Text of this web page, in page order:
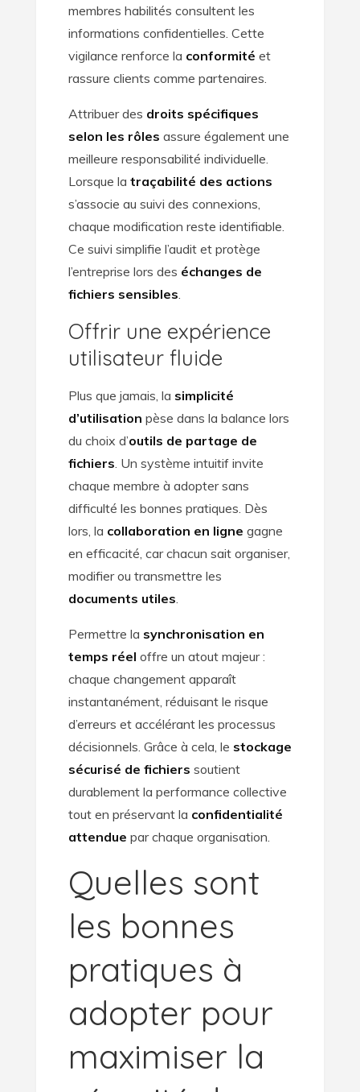
membres habilités consultent les
informations confidentielles. Cette
vigilance renforce la conformité et
rassure clients comme partenaires.
Attribuer des droits spécifiques
selon les rôles assure également une
meilleure responsabilité individuelle.
Lorsque la traçabilité des actions
s’associe au suivi des connexions,
chaque modification reste identifiable.
Ce suivi simplifie l’audit et protège
l’entreprise lors des échanges de
fichiers sensibles
Offrir une expérience
utilisateur fluide
Plus que jamais, la simplicité
d’utilisation pèse dans la balance lors
du choix d’outils de partage de
fichiers . Un système intuitif invite
chaque membre à adopter sans
difficulté les bonnes pratiques. Dès
lors, la collaboration en ligne gagne
en efficacité, car chacun sait organiser,
modifier ou transmettre les
documents utiles
Permettre la synchronisation en
temps réel offre un atout majeur :
chaque changement apparaît
instantanément, réduisant le risque
d’erreurs et accélérant les processus
décisionnels. Grâce à cela, le stockage
sécurisé de fichiers soutient
durablement la performance collective
tout en préservant la confidentialité
attendue par chaque organisation.
Quelles sont
les bonnes
pratiques à
adopter pour
maximiser la